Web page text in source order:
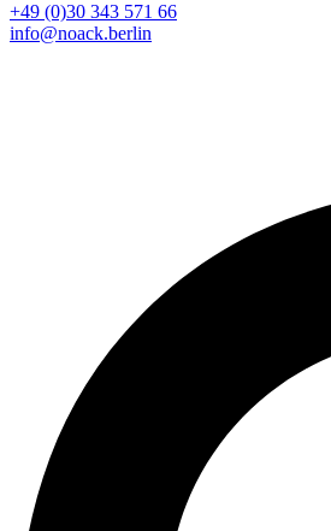
+49 (0)30 343 571 66
info@noack.berlin